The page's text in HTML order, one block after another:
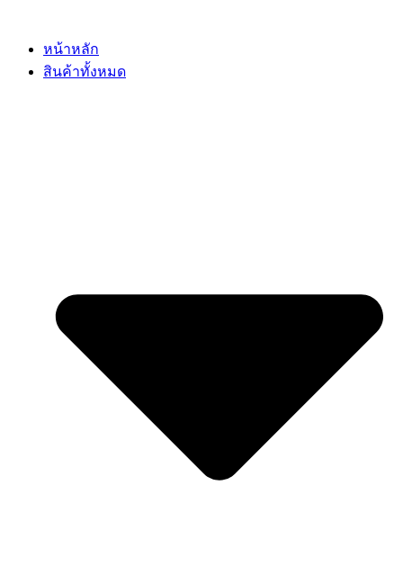
contentหน้าหลัก
สินค้าทั้งหมด